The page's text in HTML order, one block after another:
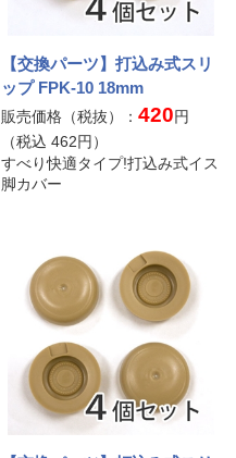
【交換パーツ】打込み式スリ
ップ FPK-10 18mm
販売価格（税抜）：420円
（税込462円）
すべり快適タイプ!打込み式イス
脚カバー